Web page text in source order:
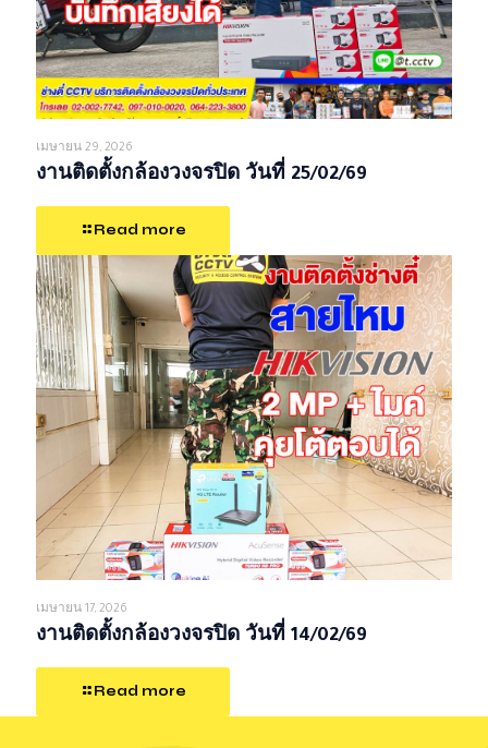
เมษายน 29, 2026
งานติดตั้งกล้องวงจรปิด วันที่ 25/02/69
Read more
เมษายน 17, 2026
งานติดตั้งกล้องวงจรปิด วันที่ 14/02/69
Read more